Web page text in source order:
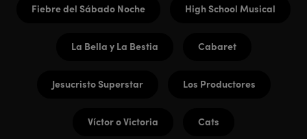
Fiebre del Sábado Noche High School Musical
La Bella y La Bestia Cabaret
Jesucristo Superstar Los Productores
Víctor o Victoria Cats